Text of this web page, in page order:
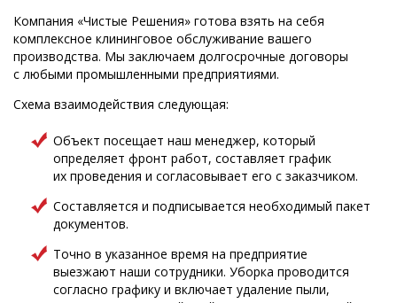
Компания «Чистые Решения» готова взять на себя
комплексное клининговое обслуживание вашего
производства. Мы заключаем долгосрочные договоры
с любыми промышленными предприятиями.
Схема взаимодействия следующая:
Объект посещает наш менеджер, который
определяет фронт работ, составляет график
их проведения и согласовывает его с заказчиком.
Составляется и подписывается необходимый пакет
документов.
Точно в указанное время на предприятие
выезжают наши сотрудники. Уборка проводится
согласно графику и включает удаление пыли,